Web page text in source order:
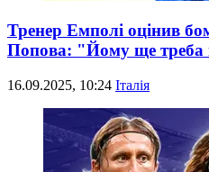
Тренер Емполі оцінив
Попова: "Йому ще треба
16.09.2025, 10:24 Італія